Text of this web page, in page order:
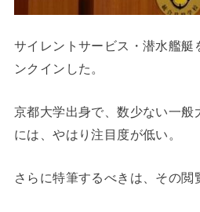
サイレントサービス・潜水艦艇
ンクインした。
京都大学出身で、数少ない一般
には、やはり注目度が低い。
さらに特筆するべきは、その閲